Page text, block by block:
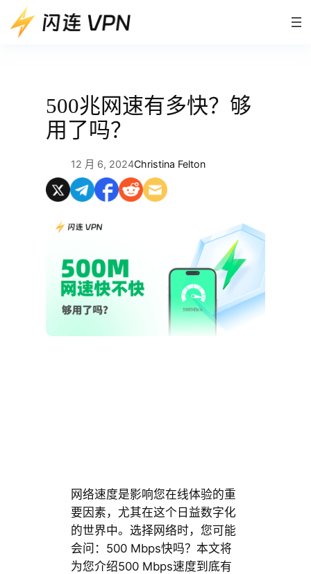
至
500兆网速有多快？够
用了吗？
12 月 6, 2024Christina Felton
网络速度是影响您在线体验的重
要因素，尤其在这个日益数字化
的世界中。选择网络时，您可能
会问：500 Mbps快吗？本文将
为您介绍500 Mbps速度到底有